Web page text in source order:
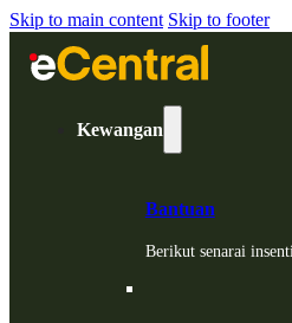
Skip to main content Skip to footer
Kewangan
Bantuan
Berikut senarai